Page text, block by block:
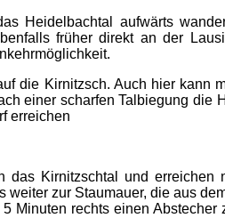
Heidelbachtal aufwärts
früher direkt an der
die Kirnitzsch. Auch hier kann
einer scharfen Talbiegung
erreichen
Kirnitzschtal und
zur Staumauer, die aus
Minuten rechts einen